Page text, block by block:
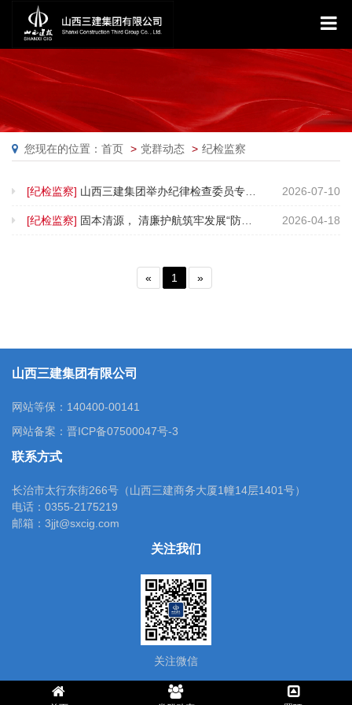
您现在的位置：首页 党群动态 纪检监察
[纪检监察] 山西三建集团举办纪律检查委员专题培训 2026-07-10
[纪检监察] 固本清源， 清廉护航筑牢发展“防火墙” 2026-04-18
« 1 »
山西三建集团有限公司
网站等保：140400-00141
网站备案： 晋ICP备07500047号-3
联系方式
长治市太行东街266号（山西三建商务大厦1幢14层1401号）
电话：0355-2175219
邮箱：3jjt@sxcig.com
关注我们
关注微信